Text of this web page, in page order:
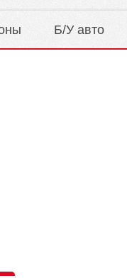
Б/У авто